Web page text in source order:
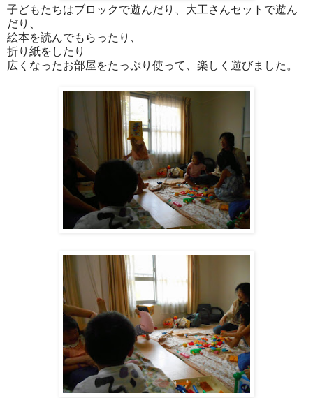
子どもたちはブロックで遊んだり、大工さんセットで遊ん
だり、
絵本を読んでもらったり、
折り紙をしたり
広くなったお部屋をたっぷり使って、楽しく遊びました。